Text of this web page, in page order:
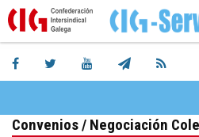
Convenios / Negociación